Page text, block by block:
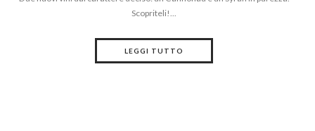
Scopriteli!...
LEGGI TUTTO